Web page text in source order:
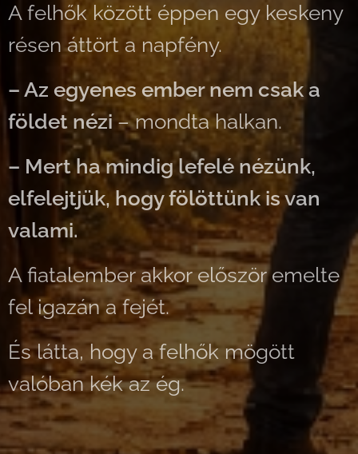
A felhők között éppen egy keskeny
résen áttört a napfény.
– Az egyenes ember nem csak a
földet nézi– mondta halkan.
– Mert ha mindig lefelé nézünk,
elfelejtjük, hogy fölöttünk is van
valami.
A fiatalember akkor először emelte
fel igazán a fejét.
És látta, hogy a felhők mögött
valóban kék az ég.